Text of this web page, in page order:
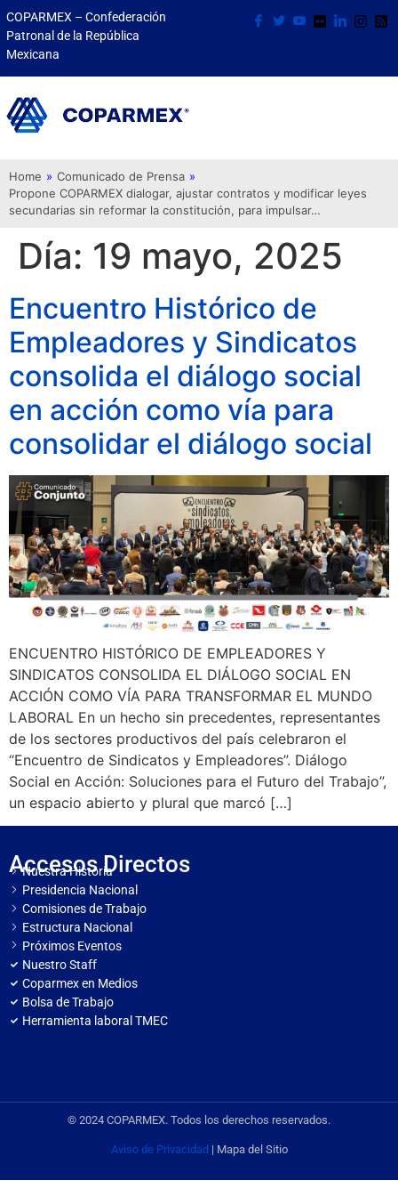
COPARMEX – Confederación
Patronal de la República
Mexicana
Home » Comunicado de Prensa »
Propone COPARMEX dialogar, ajustar contratos y modificar leyes
secundarias sin reformar la constitución, para impulsar…
Día: 19 mayo, 2025
Encuentro Histórico de
Empleadores y Sindicatos
consolida el diálogo social
en acción como vía para
consolidar el diálogo social
ENCUENTRO HISTÓRICO DE EMPLEADORES Y
SINDICATOS CONSOLIDA EL DIÁLOGO SOCIAL EN
ACCIÓN COMO VÍA PARA TRANSFORMAR EL MUNDO
LABORAL En un hecho sin precedentes, representantes
de los sectores productivos del país celebraron el
“Encuentro de Sindicatos y Empleadores”. Diálogo
Social en Acción: Soluciones para el Futuro del Trabajo”,
un espacio abierto y plural que marcó […]
Accesos Directos
Nuestra Historia
Presidencia Nacional
Comisiones de Trabajo
Estructura Nacional
Próximos Eventos
Nuestro Staff
Coparmex en Medios
Bolsa de Trabajo
Herramienta laboral TMEC
© 2024 COPARMEX. Todos los derechos reservados.
Aviso de Privacidad | Mapa del Sitio